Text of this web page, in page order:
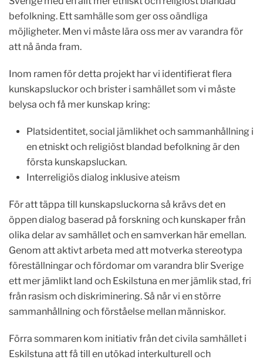
befolkning. Ett samhälle som ger oss oändliga
möjligheter. Men vi måste lära oss mer av varandra för
att nå ända fram.
Inom ramen för detta projekt har vi identifierat flera
kunskapsluckor och brister i samhället som vi måste
belysa och få mer kunskap kring:
Platsidentitet, social jämlikhet och sammanhållning i
en etniskt och religiöst blandad befolkning är den
första kunskapsluckan.
Interreligiös dialog inklusive ateism
För att täppa till kunskapsluckorna så krävs det en
öppen dialog baserad på forskning och kunskaper från
olika delar av samhället och en samverkan här emellan.
Genom att aktivt arbeta med att motverka stereotypa
föreställningar och fördomar om varandra blir Sverige
ett mer jämlikt land och Eskilstuna en mer jämlik stad, fri
från rasism och diskriminering. Så når vi en större
sammanhållning och förståelse mellan människor.
Förra sommaren kom initiativ från det civila samhället i
Eskilstuna att få till en utökad interkulturell och